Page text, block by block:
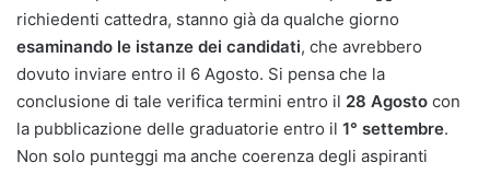
richiedenti cattedra, stanno già da qualche giorno
esaminando le istanze dei candidati, che avrebbero
dovuto inviare entro il 6 Agosto. Si pensa che la
conclusione di tale verifica termini entro il 28 Agosto con
la pubblicazione delle graduatorie entro il 1° settembre.
Non solo punteggi ma anche coerenza degli aspiranti